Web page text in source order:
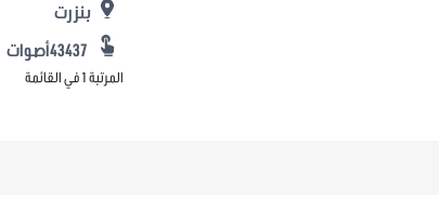
بنزرت
المرتبة 1 في القائمة